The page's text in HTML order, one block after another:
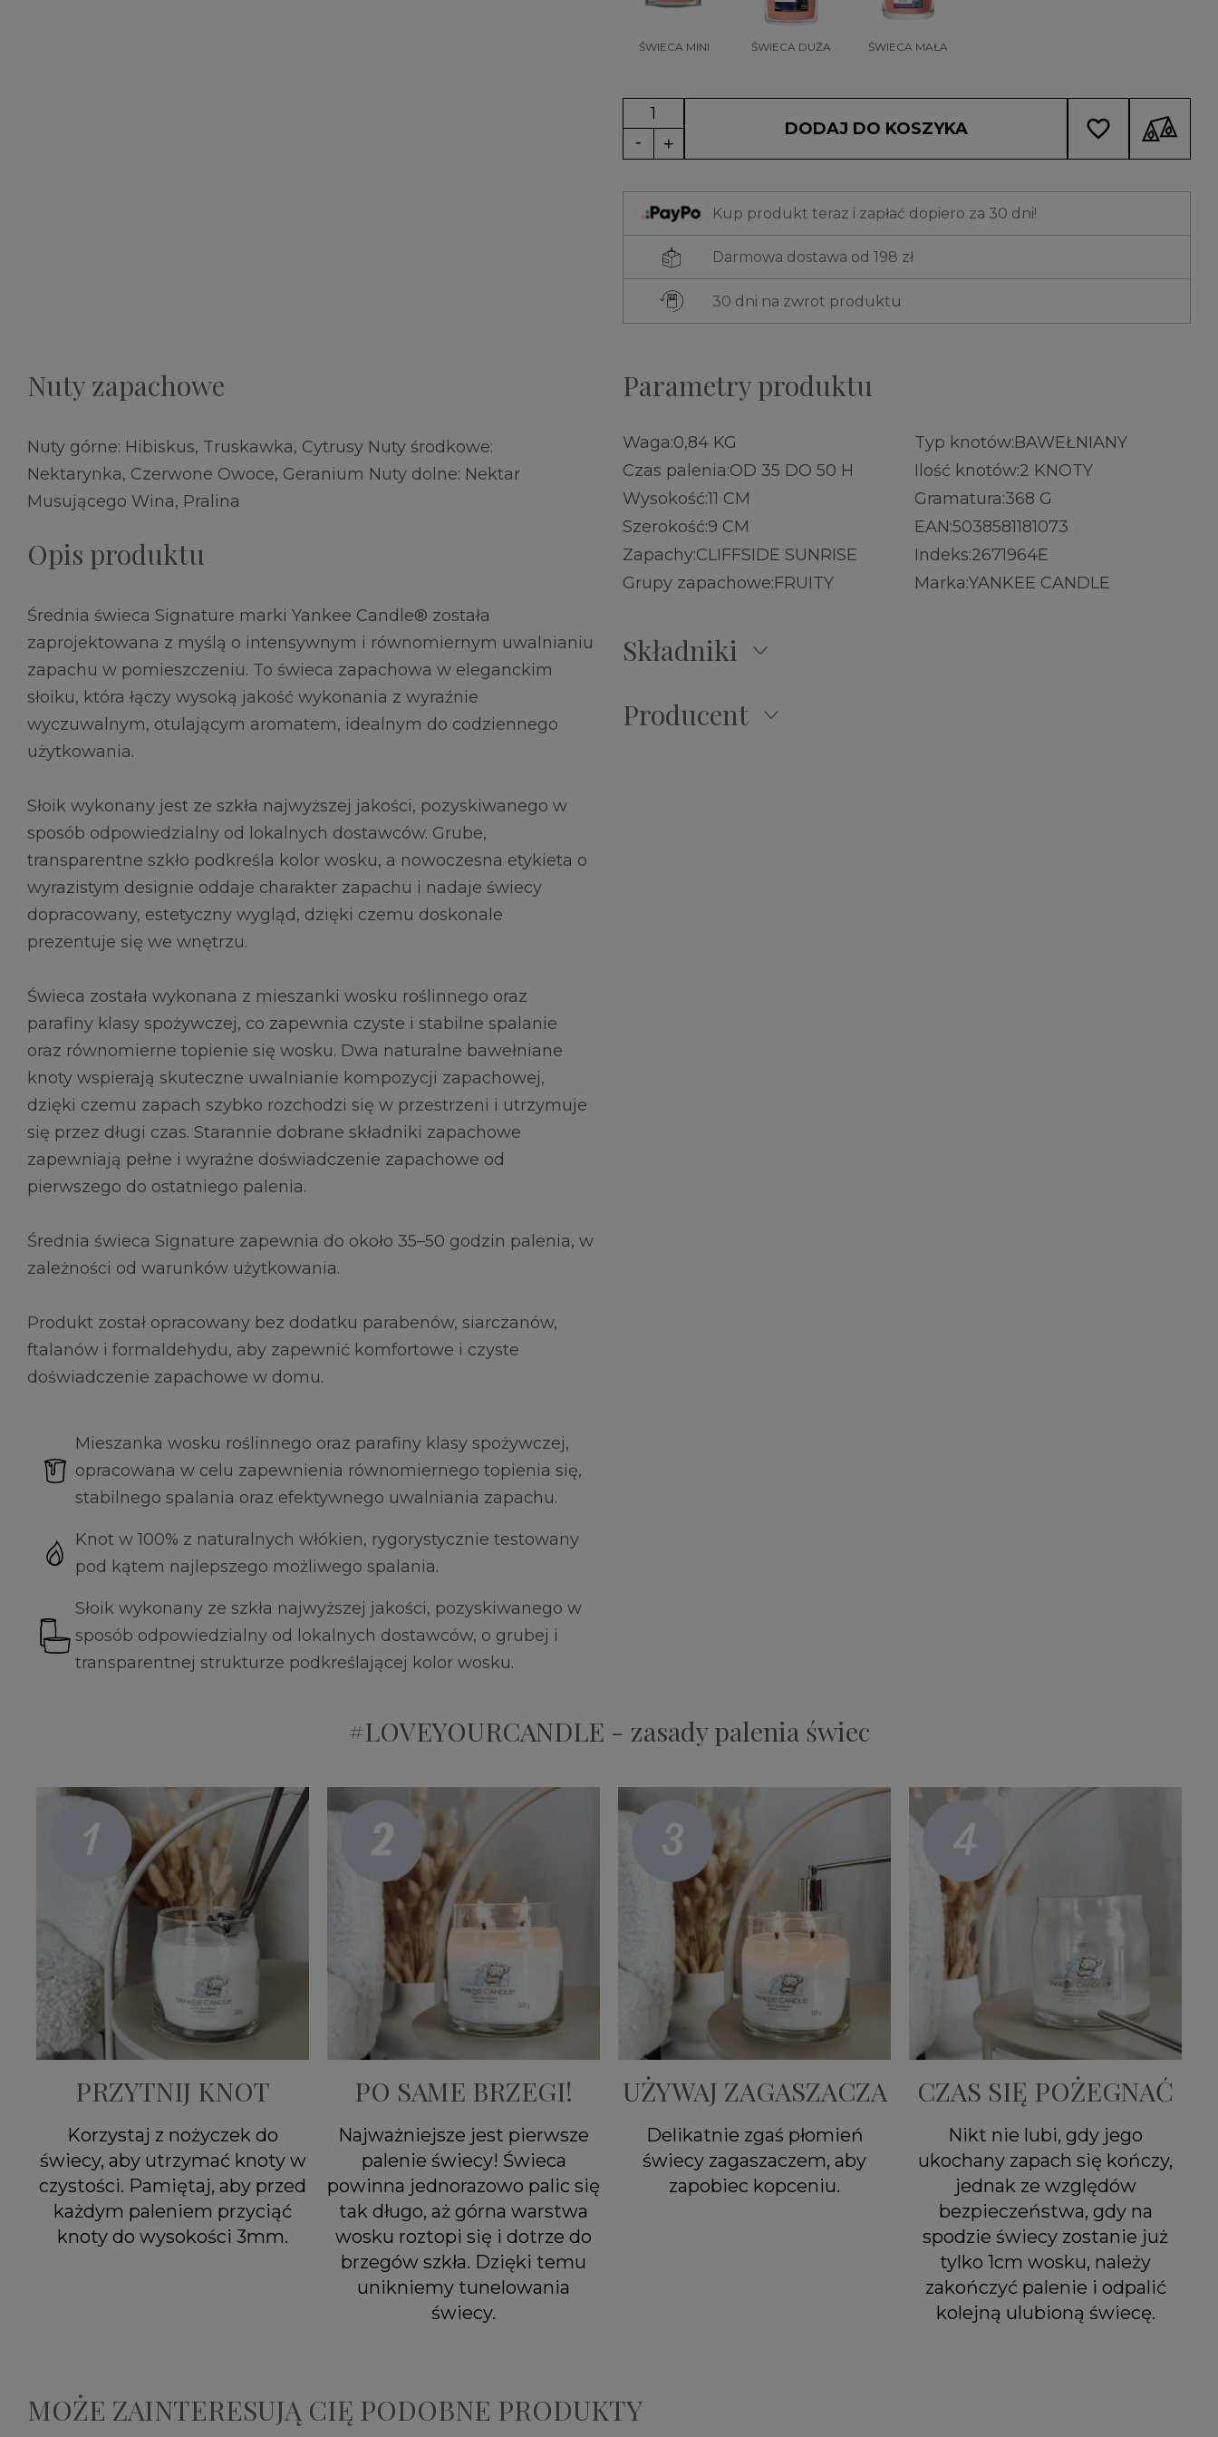
ŚWIECA MINI ŚWIECA DUŻA ŚWIECA MAŁA
DODAJ DO KOSZYKA favorite_border
Kup produkt teraz i zapłać dopiero za 30 dni!
Darmowa dostawa od 198 zł
30 dni na zwrot produktu
Nuty zapachowe
Nuty górne: Hibiskus, Truskawka, Cytrusy Nuty środkowe:
Nektarynka, Czerwone Owoce, Geranium Nuty dolne: Nektar
Musującego Wina, Pralina
Opis produktu
Średnia świeca Signature marki Yankee Candle® została
zaprojektowana z myślą o intensywnym i równomiernym uwalnianiu
zapachu w pomieszczeniu. To świeca zapachowa w eleganckim
słoiku, która łączy wysoką jakość wykonania z wyraźnie
wyczuwalnym, otulającym aromatem, idealnym do codziennego
użytkowania.
Słoik wykonany jest ze szkła najwyższej jakości, pozyskiwanego w
sposób odpowiedzialny od lokalnych dostawców. Grube,
transparentne szkło podkreśla kolor wosku, a nowoczesna etykieta o
wyrazistym designie oddaje charakter zapachu i nadaje świecy
dopracowany, estetyczny wygląd, dzięki czemu doskonale
prezentuje się we wnętrzu.
Świeca została wykonana z mieszanki wosku roślinnego oraz
parafiny klasy spożywczej, co zapewnia czyste i stabilne spalanie
oraz równomierne topienie się wosku. Dwa naturalne bawełniane
knoty wspierają skuteczne uwalnianie kompozycji zapachowej,
dzięki czemu zapach szybko rozchodzi się w przestrzeni i utrzymuje
się przez długi czas. Starannie dobrane składniki zapachowe
zapewniają pełne i wyraźne doświadczenie zapachowe od
pierwszego do ostatniego palenia.
Średnia świeca Signature zapewnia do około 35–50 godzin palenia, w
zależności od warunków użytkowania.
Produkt został opracowany bez dodatku parabenów, siarczanów,
ftalanów i formaldehydu, aby zapewnić komfortowe i czyste
doświadczenie zapachowe w domu.
Mieszanka wosku roślinnego oraz parafiny klasy spożywczej,
opracowana w celu zapewnienia równomiernego topienia się,
stabilnego spalania oraz efektywnego uwalniania zapachu.
Knot w 100% z naturalnych włókien, rygorystycznie testowany
pod kątem najlepszego możliwego spalania.
Słoik wykonany ze szkła najwyższej jakości, pozyskiwanego w
sposób odpowiedzialny od lokalnych dostawców, o grubej i
transparentnej strukturze podkreślającej kolor wosku.
Parametry produktu
Waga:0,84 KG
Czas palenia:OD 35 DO 50 H
Wysokość:11 CM
Szerokość:9 CM
Zapachy:CLIFFSIDE SUNRISE
Grupy zapachowe:FRUITY
Typ knotów:BAWEŁNIANY
Ilość knotów:2 KNOTY
Gramatura:368 G
EAN:5038581181073
Indeks:2671964E
Marka:YANKEE CANDLE
Składniki
Producent
#LOVEYOURCANDLE - zasady palenia świec
PRZYTNIJ KNOT
Korzystaj z nożyczek do
świecy, aby utrzymać knoty w
czystości. Pamiętaj, aby przed
każdym paleniem przyciąć
knoty do wysokości 3mm.
PO SAME BRZEGI!
Najważniejsze jest pierwsze
palenie świecy! Świeca
powinna jednorazowo palic się
tak długo, aż górna warstwa
wosku roztopi się i dotrze do
brzegów szkła. Dzięki temu
unikniemy tunelowania
świecy.
UŻYWAJ ZAGASZACZA
Delikatnie zgaś płomień
świecy zagaszaczem, aby
zapobiec kopceniu.
CZAS SIĘ POŻEGNAĆ
Nikt nie lubi, gdy jego
ukochany zapach się kończy,
jednak ze względów
bezpieczeństwa, gdy na
spodzie świecy zostanie już
tylko 1cm wosku, należy
zakończyć palenie i odpalić
kolejną ulubioną świecę.
MOŻE ZAINTERESUJĄ CIĘ PODOBNE PRODUKTY